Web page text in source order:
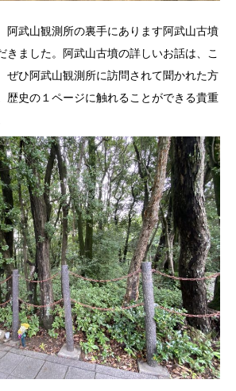
阿武山観測所の裏手にあります阿武山古墳
きました。阿武山古墳の詳しいお話は、こ
ぜひ阿武山観測所に訪問されて聞かれた方
歴史の１ページに触れることができる貴重